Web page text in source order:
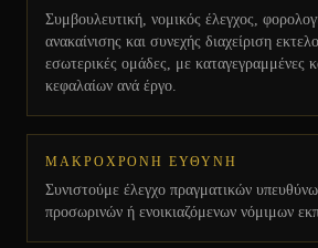
Συμβουλευτική, νομικός έλεγχος,
ανακαίνισης και συνεχής διαχείριση
εσωτερικές ομάδες, με καταγεγραμμένες
κεφαλαίων ανά έργο.
ΜΑΚΡΟΧΡΟΝΗ ΕΥΘΥΝΗ
Συνιστούμε έλεγχο πραγματικών
προσωρινών ή ενοικιαζόμενων νόμιμων